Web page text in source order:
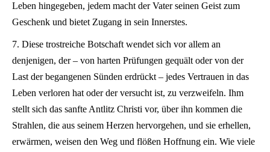
Leben hingegeben, jedem macht der Vater seinen Geist zum
Geschenk und bietet Zugang in sein Innerstes.
7. Diese trostreiche Botschaft wendet sich vor allem an
denjenigen, der – von harten Prüfungen gequält oder von der
Last der begangenen Sünden erdrückt – jedes Vertrauen in das
Leben verloren hat oder der versucht ist, zu verzweifeln. Ihm
stellt sich das sanfte Antlitz Christi vor, über ihn kommen die
Strahlen, die aus seinem Herzen hervorgehen, und sie erhellen,
erwärmen, weisen den Weg und flößen Hoffnung ein. Wie viele